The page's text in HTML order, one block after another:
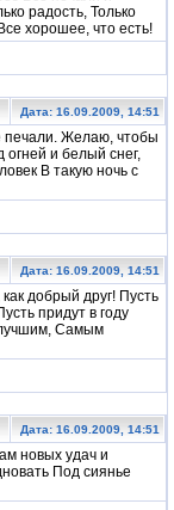
радость, Только
хорошее, что есть!
Дата: 16.09.2009, 14:51
печали. Желаю, чтобы
огней и белый снег,
В такую ночь с
Дата: 16.09.2009, 14:51
добрый друг! Пусть
придут в году
Самым
Дата: 16.09.2009, 14:51
новых удач и
Под сиянье